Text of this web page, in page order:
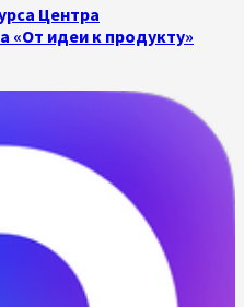
Центра
«От идеи к продукту»